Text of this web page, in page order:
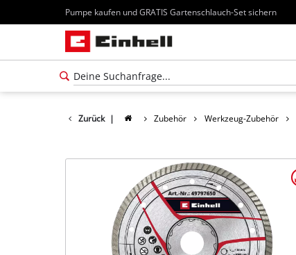
Pumpe kaufen und GRATIS Gartenschlauch-Set sichern
Zurück | Zubehör Werkzeug-Zubehör